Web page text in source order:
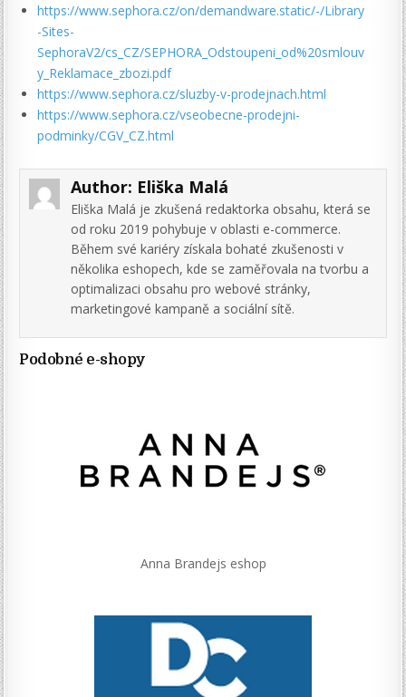
https://www.sephora.cz/on/demandware.static/-/Library
-Sites-
SephoraV2/cs_CZ/SEPHORA_Odstoupeni_od%20smlouv
y_Reklamace_zbozi.pdf
https://www.sephora.cz/sluzby-v-prodejnach.html
https://www.sephora.cz/vseobecne-prodejni-
podminky/CGV_CZ.html
Author: Eliška Malá
Eliška Malá je zkušená redaktorka obsahu, která se
od roku 2019 pohybuje v oblasti e-commerce.
Během své kariéry získala bohaté zkušenosti v
několika eshopech, kde se zaměřovala na tvorbu a
optimalizaci obsahu pro webové stránky,
marketingové kampaně a sociální sítě.
Podobné e-shopy
Anna Brandejs eshop